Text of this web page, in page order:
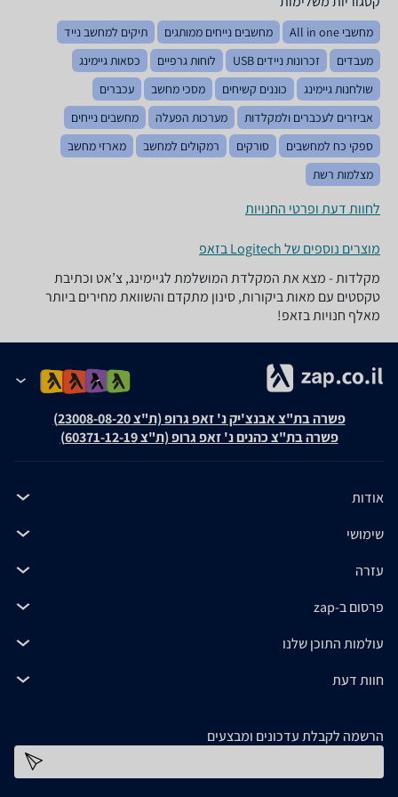
מחשבי All in one מחשבים נייחים ממותגים
תיקים למחשב נייד
מעבדים
זכרונות ניידים USB לוחות גרפיים
כסאות גיימינג
שולחנות גיימינג
כוננים קשיחים מסכי מחשב
עכברים
אביזרים לעכברים ולמקלדות
מערכות הפעלה
מחשבים נייחים
ספקי כח למחשבים
סורקים רמקולים למחשב
מארזי מחשב
מצלמות רשת
לחוות דעת ופרטי החנויות
מוצרים נוספים של Logitech בזאפ
מקלדות - מצא את המקלדת המושלמת לגיימינג, צ’אט וכתיבת
טקסטים עם מאות ביקורות, סינון מתקדם והשוואת מחירים ביותר
מאלף חנויות בזאפ!
פשרה בת"צ אבנצ'יק נ' זאפ גרופ (ת"צ 23008-08-20)
פשרה בת"צ כהנים נ' זאפ גרופ (ת"צ 60371-12-19)
אודות
שימושי
עזרה
פרסום ב-zap
עולמות התוכן שלנו
חוות דעת
הרשמה לקבלת עדכונים ומבצעים